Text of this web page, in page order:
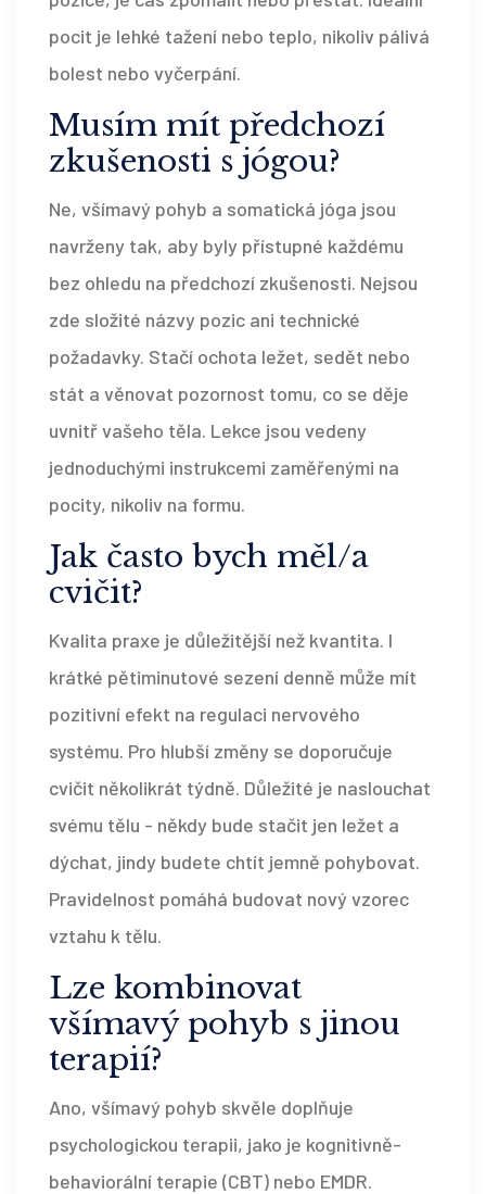
pocit je lehké tažení nebo teplo, nikoliv pálivá
bolest nebo vyčerpání.
Musím mít předchozí
zkušenosti s jógou?
Ne, všímavý pohyb a somatická jóga jsou
navrženy tak, aby byly přístupné každému
bez ohledu na předchozí zkušenosti. Nejsou
zde složité názvy pozic ani technické
požadavky. Stačí ochota ležet, sedět nebo
stát a věnovat pozornost tomu, co se děje
uvnitř vašeho těla. Lekce jsou vedeny
jednoduchými instrukcemi zaměřenými na
pocity, nikoliv na formu.
Jak často bych měl/a
cvičit?
Kvalita praxe je důležitější než kvantita. I
krátké pětiminutové sezení denně může mít
pozitivní efekt na regulaci nervového
systému. Pro hlubší změny se doporučuje
cvičit několikrát týdně. Důležité je naslouchat
svému tělu - někdy bude stačit jen ležet a
dýchat, jindy budete chtít jemně pohybovat.
Pravidelnost pomáhá budovat nový vzorec
vztahu k tělu.
Lze kombinovat
všímavý pohyb s jinou
terapií?
Ano, všímavý pohyb skvěle doplňuje
psychologickou terapii, jako je kognitivně-
behaviorální terapie (CBT) nebo EMDR.